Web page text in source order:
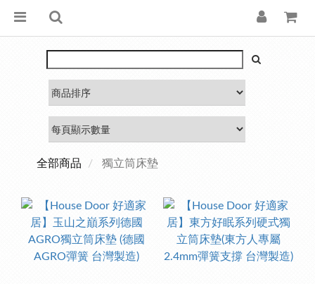
全部商品 獨立筒床墊